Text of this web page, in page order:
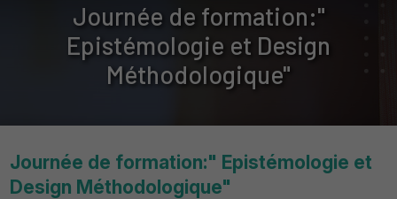
Journée de formation:"
Epistémologie et Design
Méthodologique"
Journée de formation:" Epistémologie et
Design Méthodologique"